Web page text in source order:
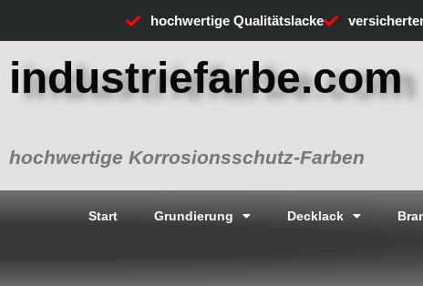
springen
hochwertige Qualitätslacke
industriefarbe.com
hochwertige Korrosionsschutz-Farben
Start Grundierung Decklack